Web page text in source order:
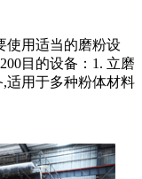
使用适当的磨粉设
目的设备：1. 立磨
适用于多种粉体材料